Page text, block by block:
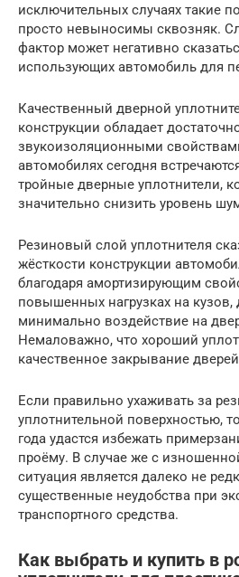
исключительных случаях такие
просто невыносимы сквозняк.
фактор может негативно
использующих автомобиль для
Качественный дверной
конструкции обладает
звукоизоляционными
автомобилях сегодня
тройные дверные уплотнители,
значительно снизить уровень
Резиновый слой уплотнителя
жёсткости конструкции
благодаря амортизирующим
повышенных нагрузках на кузов,
минимально воздействие на
Немаловажно, что хороший
качественное закрывание
Если правильно ухаживать за
уплотнительной поверхностью,
года удастся избежать
проёму. В случае же с
ситуация является далеко не
существенные неудобства при
транспортного средства.
Как выбрать и купить в